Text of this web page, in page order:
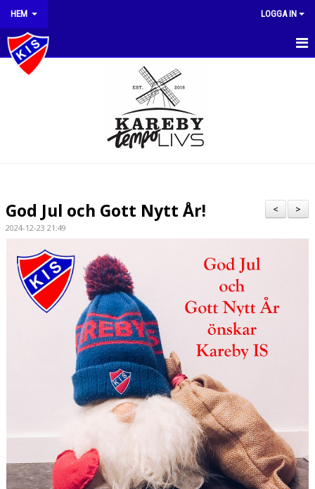
HEM LOGGA IN
HEM
KLUBBSHOP
KALENDER
MATCHER
STYRELSE
VÅRA LAG/TRÄNARE
>
<
God Jul och Gott Nytt År!
2024-12-23 21:49